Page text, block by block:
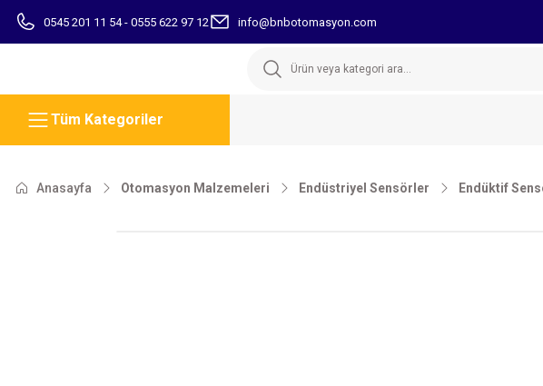
0545 201 11 54 - 0555 622 97 12 info@bnbotomasyon.com
Tüm Kategoriler
Anasayfa Otomasyon Malzemeleri Endüstriyel Sensörler Endüktif